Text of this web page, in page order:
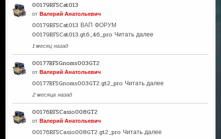
00179RFSCat013
отВалерий Анатольевич
00179RFSCat013 ВАП ФОРУМ
00179RFSCat013.gt6_46_pro Читать далее
1 месяц назад
00177RFSGnoms003GT2
отВалерий Анатольевич
00177RFSGnoms003GT2.gt2_pro Читать далее
2 месяца назад
00176RFSCasio008GT2
отВалерий Анатольевич
00176RFSCasio008GT2.gt2_pro Читать далее